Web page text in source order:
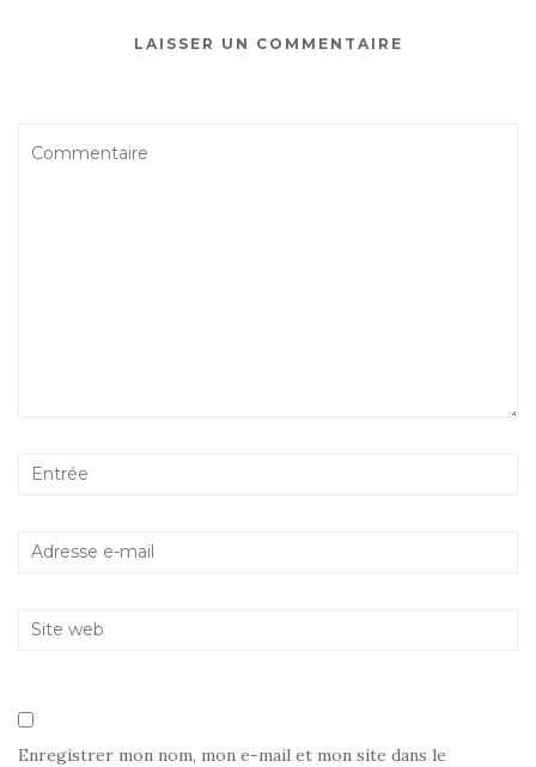
LAISSER UN COMMENTAIRE
Enregistrer mon nom, mon e-mail et mon site dans le